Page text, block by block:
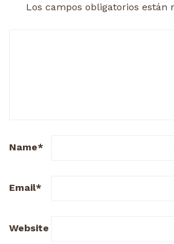
Los campos obligatorios están
Name*
Email*
Website